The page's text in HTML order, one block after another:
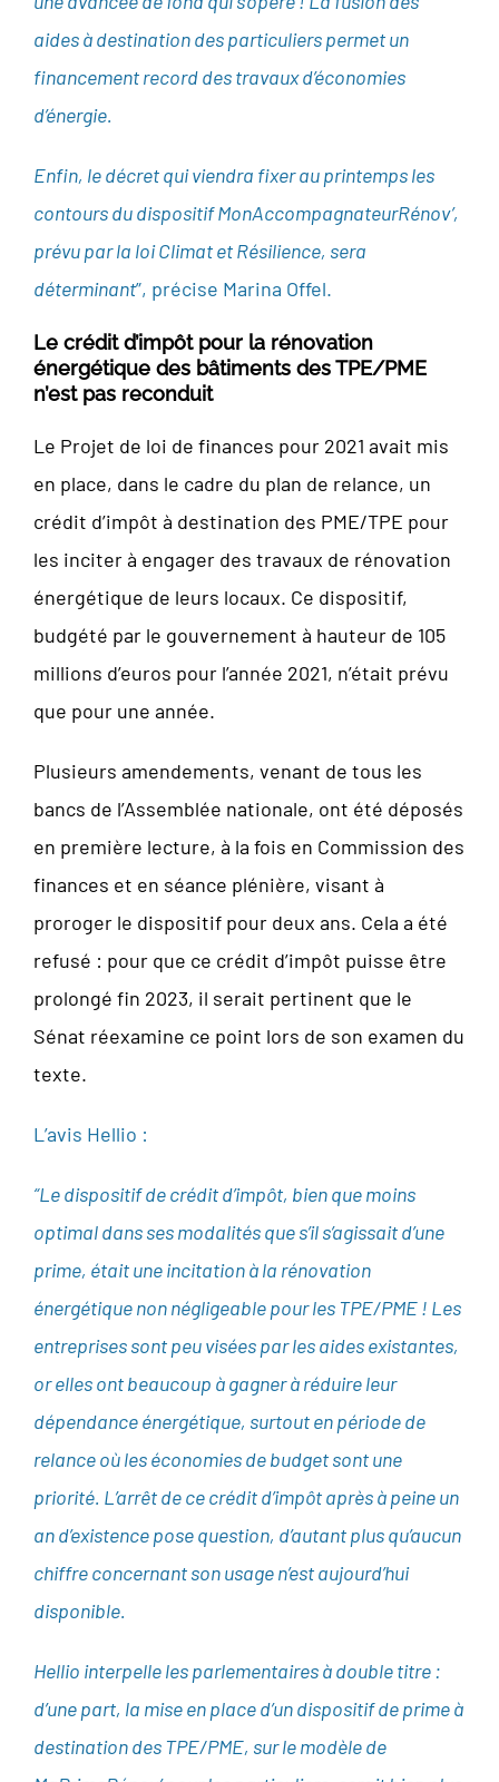
aides à destination des particuliers permet un
financement record des travaux d’économies
d’énergie.
Enfin, le décret qui viendra fixer au printemps les
contours du dispositif MonAccompagnateurRénov’,
prévu par la loi Climat et Résilience, sera
déterminant”, précise Marina Offel.
Le crédit d’impôt pour la rénovation
énergétique des bâtiments des TPE/PME
n’est pas reconduit
Le Projet de loi de finances pour 2021 avait mis
en place, dans le cadre du plan de relance, un
crédit d’impôt à destination des PME/TPE pour
les inciter à engager des travaux de rénovation
énergétique de leurs locaux. Ce dispositif,
budgété par le gouvernement à hauteur de 105
millions d’euros pour l’année 2021, n’était prévu
que pour une année.
Plusieurs amendements, venant de tous les
bancs de l’Assemblée nationale, ont été déposés
en première lecture, à la fois en Commission des
finances et en séance plénière, visant à
proroger le dispositif pour deux ans. Cela a été
refusé : pour que ce crédit d’impôt puisse être
prolongé fin 2023, il serait pertinent que le
Sénat réexamine ce point lors de son examen du
texte.
L’avis Hellio :
“Le dispositif de crédit d’impôt, bien que moins
optimal dans ses modalités que s’il s’agissait d’une
prime, était une incitation à la rénovation
énergétique non négligeable pour les TPE/PME ! Les
entreprises sont peu visées par les aides existantes,
or elles ont beaucoup à gagner à réduire leur
dépendance énergétique, surtout en période de
relance où les économies de budget sont une
priorité. L’arrêt de ce crédit d’impôt après à peine un
an d’existence pose question, d’autant plus qu’aucun
chiffre concernant son usage n’est aujourd’hui
disponible.
Hellio interpelle les parlementaires à double titre :
d’une part, la mise en place d’un dispositif de prime à
destination des TPE/PME, sur le modèle de